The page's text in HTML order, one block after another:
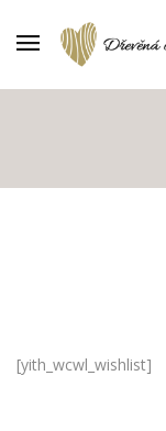
[yith_wcwl_wishlist]